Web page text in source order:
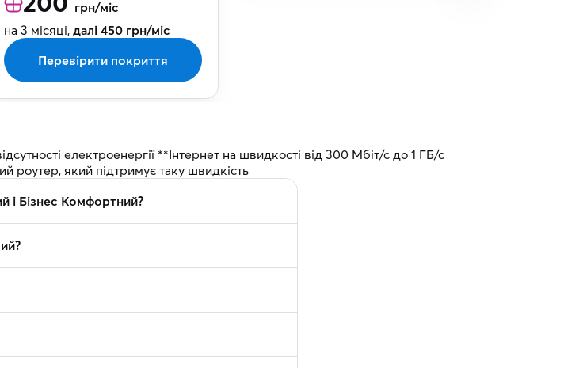
грн/міс
на 3 місяці, далі 450 грн/міс
Перевірити покриття
електроенергії **Інтернет на швидкості від 300 Мбіт/с до 1 ГБ/с
роутер, який підтримує таку швидкість
і Бізнес Комфортний?